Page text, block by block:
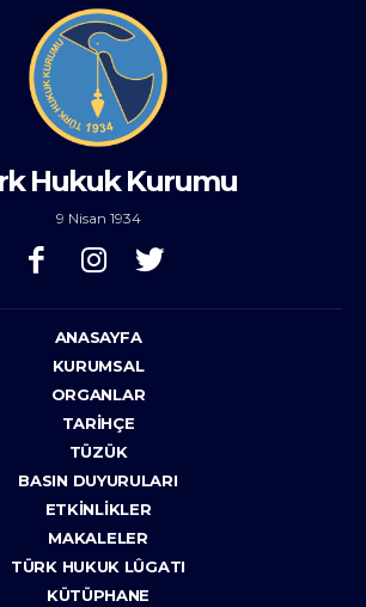
Hukuk Kurumu
9 Nisan 1934
ANASAYFA
KURUMSAL
ORGANLAR
TARIHÇE
TÜZÜK
BASIN DUYURULARI
ETKINLIKLER
MAKALELER
TÜRK HUKUK LÛGATI
KÜTÜPHANE